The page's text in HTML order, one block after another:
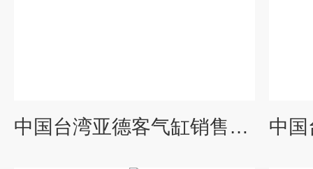
中国台湾亚德客气缸销售SI50*800-S系列参数